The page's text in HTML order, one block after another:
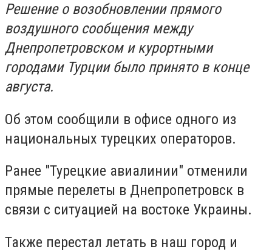
Решение о возобновлении прямого
воздушного сообщения между
Днепропетровском и курортными
городами Турции было принято в конце
августа.
Об этом сообщили в офисе одного из
национальных турецких операторов.
Ранее "Турецкие авиалинии" отменили
прямые перелеты в Днепропетровск в
связи с ситуацией на востоке Украины.
Также перестал летать в наш город и